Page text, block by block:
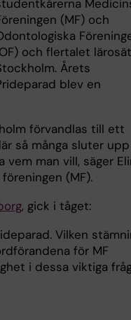
(MF) och
och flertalet
Årets
blev en
förvandlas till ett
så många sluter upp
man vill, säger
(MF).
, gick i tåget:
Vilken
för MF
i dessa viktiga